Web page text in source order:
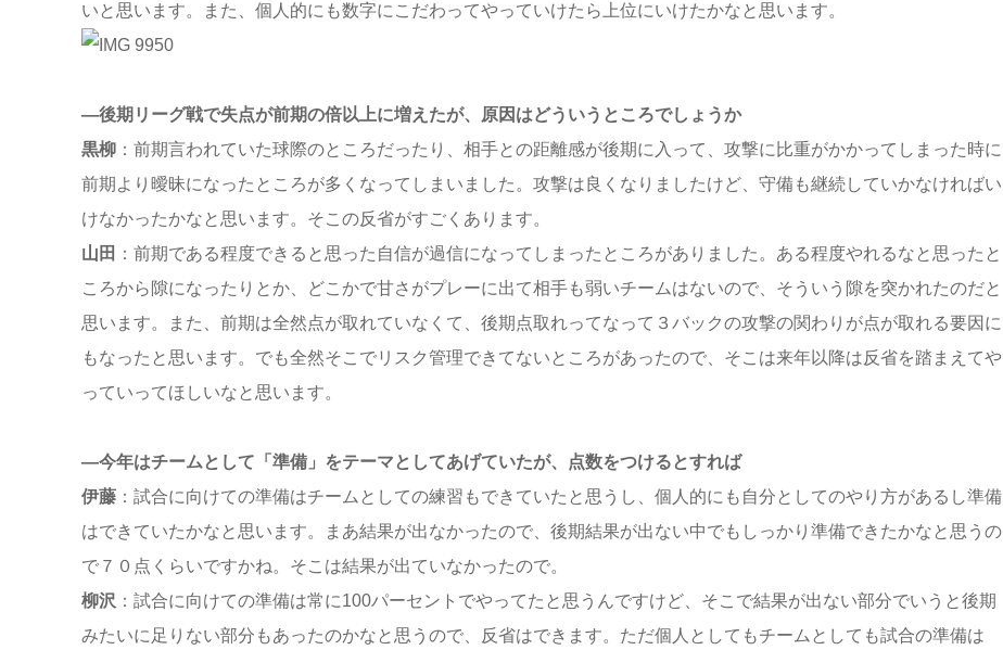
いと思います。また、個人的にも数字にこだわってやっていけたら上位にいけたかなと思います。
—後期リーグ戦で失点が前期の倍以上に増えたが、原因はどういうところでしょうか
黒柳：前期言われていた球際のところだったり、相手との距離感が後期に入って、攻撃に比重がかかってしまった時に
前期より曖昧になったところが多くなってしまいました。攻撃は良くなりましたけど、守備も継続していかなければい
けなかったかなと思います。そこの反省がすごくあります。
山田 ：前期である程度できると思った自信が過信になってしまったところがありました。ある程度やれるなと思ったと
ころから隙になったりとか、どこかで甘さがプレーに出て相手も弱いチームはないので、そういう隙を突かれたのだと
思います。また、前期は全然点が取れていなくて、後期点取れってなって３バックの攻撃の関わりが点が取れる要因に
もなったと思います。でも全然そこでリスク管理できてないところがあったので、そこは来年以降は反省を踏まえてや
っていってほしいなと思います。
—今年はチームとして「準備」をテーマとしてあげていたが、点数をつけるとすれば
伊藤：試合に向けての準備はチームとしての練習もできていたと思うし、個人的にも自分としてのやり方があるし準備
はできていたかなと思います。まあ結果が出なかったので、後期結果が出ない中でもしっかり準備できたかなと思うの
で７０点くらいですかね。そこは結果が出ていなかったので。
柳沢 ：試合に向けての準備は常に100パーセントでやってたと思うんですけど、そこで結果が出ない部分でいうと後期
みたいに足りない部分もあったのかなと思うので、反省はできます。ただ個人としてもチームとしても試合の準備は